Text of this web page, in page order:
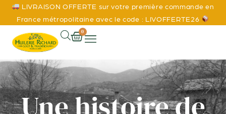
LIVRAISON OFFERTE sur votre première commande en
France métropolitaine avec le code : LIVOFFERTE26
0
Une histoire de